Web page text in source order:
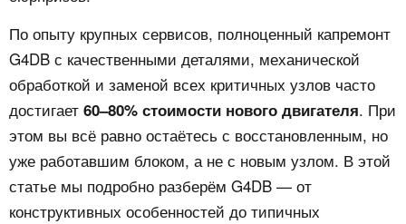
По опыту крупных сервисов, полноценный капремонт
G4DB с качественными деталями, механической
обработкой и заменой всех критичных узлов часто
достигает 60–80% стоимости нового двигателя. При
этом вы всё равно остаётесь с восстановленным, но
уже работавшим блоком, а не с новым узлом. В этой
статье мы подробно разберём G4DB — от
конструктивных особенностей до типичных